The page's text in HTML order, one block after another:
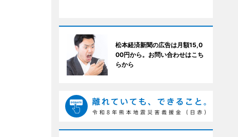
松本経済新聞の広告は月額15,0
00円から。お問い合わせはこち
らから